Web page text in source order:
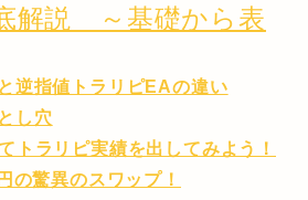
解説 ～基礎から表
逆指値トラリピEAの違い
し穴
トラリピ実績を出してみよう！
の驚異のスワップ！